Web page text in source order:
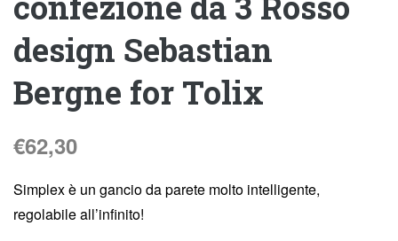
design Sebastian
Bergne for Tolix
€62,30
Simplex è un gancio da parete molto intelligente,
regolabile all’infinito!